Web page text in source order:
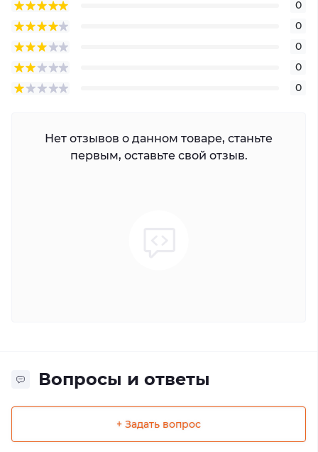
0
0
0
0
0
Нет отзывов о данном товаре, станьте
первым, оставьте свой отзыв.
Вопросы и ответы
+ Задать вопрос